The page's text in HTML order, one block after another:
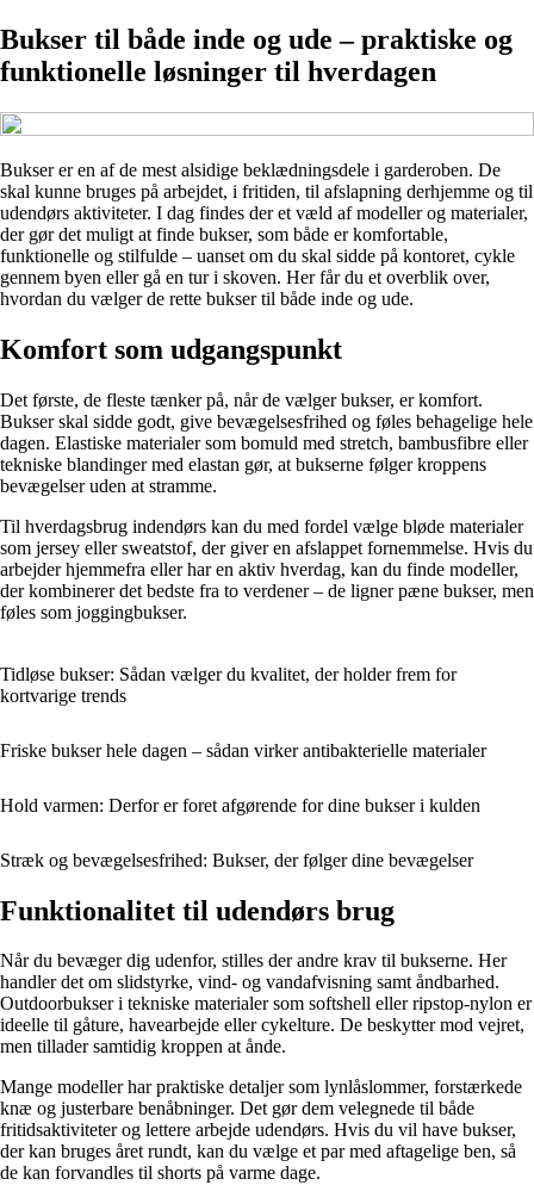
Bukser til både inde og ude – praktiske og
funktionelle løsninger til hverdagen
Bukser er en af de mest alsidige beklædningsdele i garderoben. De
skal kunne bruges på arbejdet, i fritiden, til afslapning derhjemme og til
udendørs aktiviteter. I dag findes der et væld af modeller og materialer,
der gør det muligt at finde bukser, som både er komfortable,
funktionelle og stilfulde – uanset om du skal sidde på kontoret, cykle
gennem byen eller gå en tur i skoven. Her får du et overblik over,
hvordan du vælger de rette bukser til både inde og ude.
Komfort som udgangspunkt
Det første, de fleste tænker på, når de vælger bukser, er komfort.
Bukser skal sidde godt, give bevægelsesfrihed og føles behagelige hele
dagen. Elastiske materialer som bomuld med stretch, bambusfibre eller
tekniske blandinger med elastan gør, at bukserne følger kroppens
bevægelser uden at stramme.
Til hverdagsbrug indendørs kan du med fordel vælge bløde materialer
som jersey eller sweatstof, der giver en afslappet fornemmelse. Hvis du
arbejder hjemmefra eller har en aktiv hverdag, kan du finde modeller,
der kombinerer det bedste fra to verdener – de ligner pæne bukser, men
føles som joggingbukser.
Tidløse bukser: Sådan vælger du kvalitet, der holder frem for
kortvarige trends
Friske bukser hele dagen – sådan virker antibakterielle materialer
Hold varmen: Derfor er foret afgørende for dine bukser i kulden
Stræk og bevægelsesfrihed: Bukser, der følger dine bevægelser
Funktionalitet til udendørs brug
Når du bevæger dig udenfor, stilles der andre krav til bukserne. Her
handler det om slidstyrke, vind- og vandafvisning samt åndbarhed.
Outdoorbukser i tekniske materialer som softshell eller ripstop-nylon er
ideelle til gåture, havearbejde eller cykelture. De beskytter mod vejret,
men tillader samtidig kroppen at ånde.
Mange modeller har praktiske detaljer som lynlåslommer, forstærkede
knæ og justerbare benåbninger. Det gør dem velegnede til både
fritidsaktiviteter og lettere arbejde udendørs. Hvis du vil have bukser,
der kan bruges året rundt, kan du vælge et par med aftagelige ben, så
de kan forvandles til shorts på varme dage.